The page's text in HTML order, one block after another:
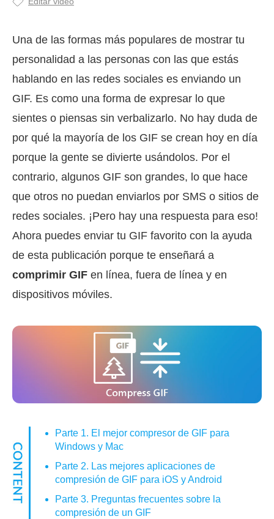
Una de las formas más populares de mostrar tu
personalidad a las personas con las que estás
hablando en las redes sociales es enviando un
GIF. Es como una forma de expresar lo que
sientes o piensas sin verbalizarlo. No hay duda de
por qué la mayoría de los GIF se crean hoy en día
porque la gente se divierte usándolos. Por el
contrario, algunos GIF son grandes, lo que hace
que otros no puedan enviarlos por SMS o sitios de
redes sociales. ¡Pero hay una respuesta para eso!
Ahora puedes enviar tu GIF favorito con la ayuda
de esta publicación porque te enseñará a
comprimir GIF en línea, fuera de línea y en
dispositivos móviles.
Parte 1. El mejor compresor de GIF para
Windows y Mac
Parte 2. Las mejores aplicaciones de
compresión de GIF para iOS y Android
Parte 3. Preguntas frecuentes sobre la
compresión de un GIF